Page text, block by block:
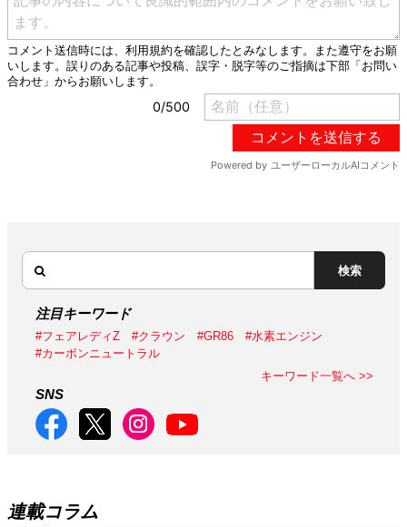
検索
注目キーワード
#フェアレディZ #クラウン #GR86
#水素エンジン
#カーボンニュートラル
キーワード一覧へ >>
SNS
連載コラム